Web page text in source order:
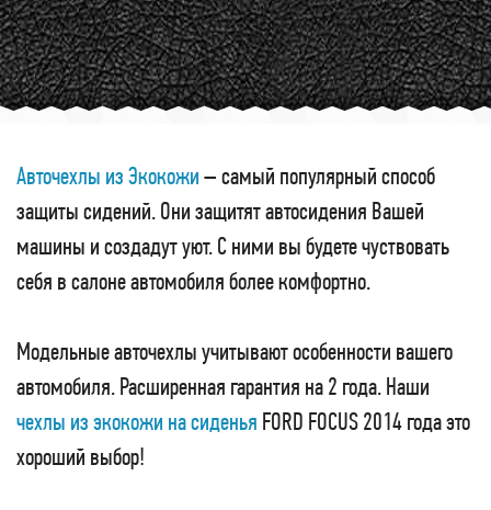
Авточехлы из Экокожи– самый популярный способ
защиты сидений. Они защитят автосидения Вашей
машины и создадут уют. С ними вы будете чуствовать
себя в салоне автомобиля более комфортно.
Модельные авточехлы учитывают особенности вашего
автомобиля. Расширенная гарантия на 2 года. Наши
чехлы из экокожи на сиденья FORD FOCUS 2014 года это
хороший выбор!